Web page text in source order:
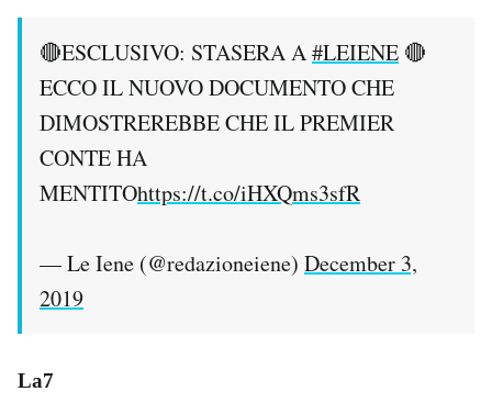
🔴ESCLUSIVO: STASERA A#LEIENE 🔴
ECCO IL NUOVO DOCUMENTO CHE
DIMOSTREREBBE CHE IL PREMIER
CONTE HA
MENTITOhttps://t.co/iHXQms3sfR
— Le Iene (@redazioneiene) December 3,
2019
La7